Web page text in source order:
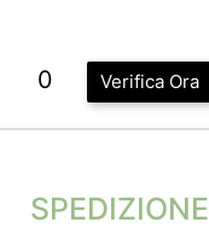
Verifica Ora
0
SPEDIZIONE